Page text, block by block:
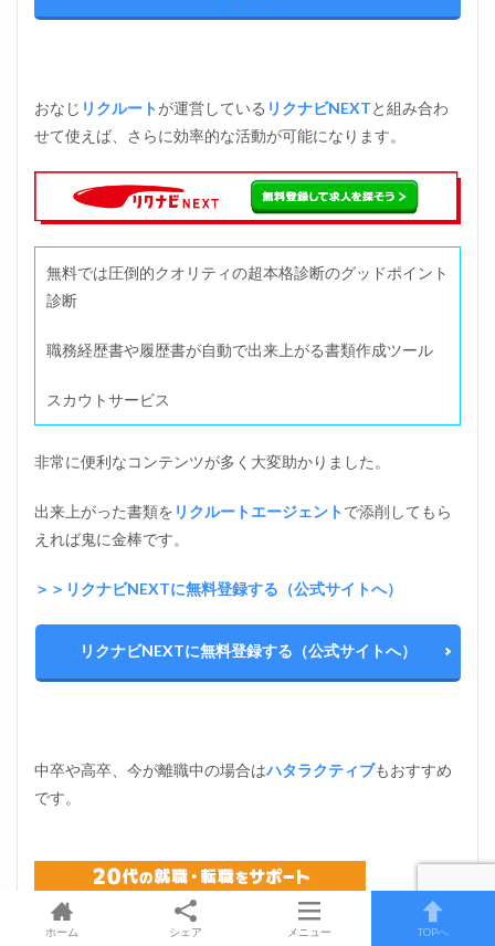
おなじ リクルートが運営している リクナビNEXTと組み合わ
せて使えば、さらに効率的な活動が可能になります。
無料では圧倒的クオリティの超本格診断のグッドポイント
診断
職務経歴書や履歴書が自動で出来上がる書類作成ツール
スカウトサービス
非常に便利なコンテンツが多く大変助かりました。
出来上がった書類を リクルートエージェントで添削してもら
えれば鬼に金棒です。
＞＞リクナビNEXTに無料登録する（公式サイトへ）
リクナビNEXTに無料登録する（公式サイトへ）
中卒や高卒、今が離職中の場合はハタラクティブもおすすめ
です。
ホーム シェア メニュー TOPへ